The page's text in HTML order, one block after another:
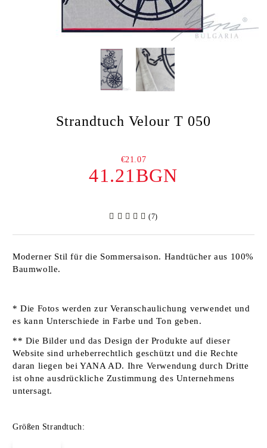
Strandtuch Velour Т 050
€21.07
41.21BGN
(7)
Moderner Stil für die Sommersaison. Handtücher aus 100%
Baumwolle.
* Die Fotos werden zur Veranschaulichung verwendet und
es kann Unterschiede in Farbe und Ton geben.
** Die Bilder und das Design der Produkte auf dieser
Website sind urheberrechtlich geschützt und die Rechte
daran liegen bei YANA AD. Ihre Verwendung durch Dritte
ist ohne ausdrückliche Zustimmung des Unternehmens
untersagt.
Größen Strandtuch: